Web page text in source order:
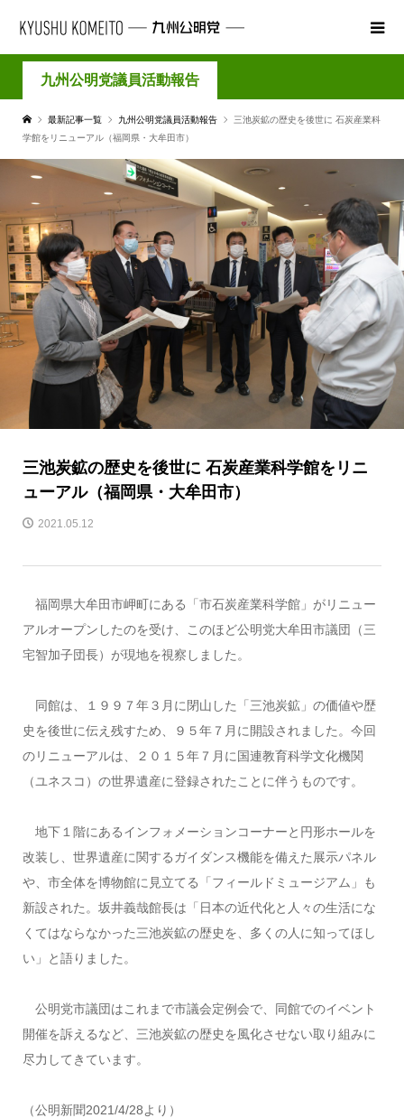
九州公明党議員活動報告
最新記事一覧 九州公明党議員活動報告
三池炭鉱の歴史を後世に 石炭産業科
学館をリニューアル（福岡県・大牟田市）
三池炭鉱の歴史を後世に 石炭産業科学館をリニ
ューアル（福岡県・大牟田市）
2021.05.12
福岡県大牟田市岬町にある「市石炭産業科学館」がリニュー
アルオープンしたのを受け、このほど公明党大牟田市議団（三
宅智加子団長）が現地を視察しました。
同館は、１９９７年３月に閉山した「三池炭鉱」の価値や歴
史を後世に伝え残すため、９５年７月に開設されました。今回
のリニューアルは、２０１５年７月に国連教育科学文化機関
（ユネスコ）の世界遺産に登録されたことに伴うものです。
地下１階にあるインフォメーションコーナーと円形ホールを
改装し、世界遺産に関するガイダンス機能を備えた展示パネル
や、市全体を博物館に見立てる「フィールドミュージアム」も
新設された。坂井義哉館長は「日本の近代化と人々の生活にな
くてはならなかった三池炭鉱の歴史を、多くの人に知ってほし
い」と語りました。
公明党市議団はこれまで市議会定例会で、同館でのイベント
開催を訴えるなど、三池炭鉱の歴史を風化させない取り組みに
尽力してきています。
（公明新聞2021/4/28より）